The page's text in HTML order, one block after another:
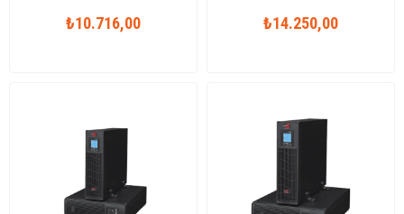
₺10.716,00 ₺14.250,00